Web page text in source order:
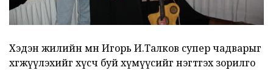
Хэдэн жилийн өмнө Игорь И.Талков супер чадварыг
хөгжүүлэхийг хүсч буй хүмүүсийг нэгтгэх зорилго